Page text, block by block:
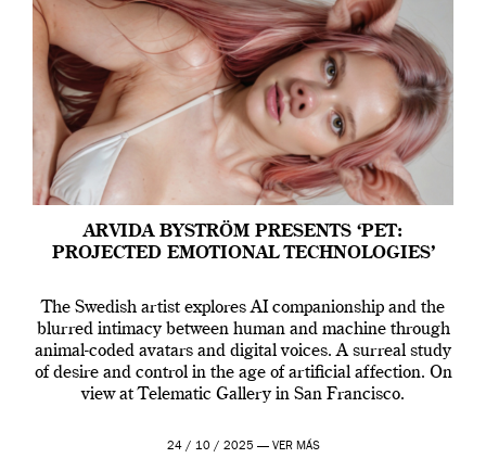
ARVIDA BYSTRÖM PRESENTS ‘PET:
PROJECTED EMOTIONAL TECHNOLOGIES’
The Swedish artist explores AI companionship and the
blurred intimacy between human and machine through
animal-coded avatars and digital voices. A surreal study
of desire and control in the age of artificial affection. On
view at Telematic Gallery in San Francisco.
24 / 10 / 2025 — VER MÁS